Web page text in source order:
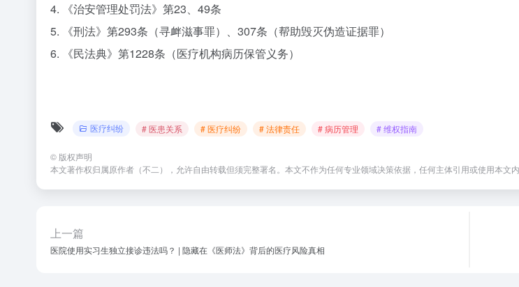
4. 《治安管理处罚法》第23、49条
5. 《刑法》第293条（寻衅滋事罪）、307条（帮助毁灭伪造证据罪）
6. 《民法典》第1228条（医疗机构病历保管义务）
医疗纠纷 # 医患关系 # 医疗纠纷 # 法律责任 # 病历管理 # 维权指南
© 版权声明
本文著作权归属原作者（不二），允许自由转载但须完整署名。本文不作为任何专业领域决策依据，任何主体引用或使用本文
上一篇
医院使用实习生独立接诊违法吗？ | 隐藏在《医师法》背后的医疗风险真相